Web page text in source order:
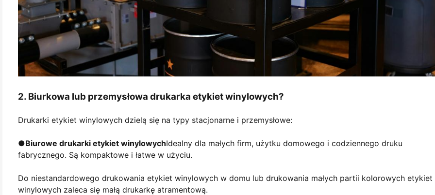
2. Biurkowa lub przemysłowa drukarka etykiet winylowych?
Drukarki etykiet winylowych dzielą się na typy stacjonarne i przemysłowe:
●Biurowe drukarki etykiet winylowychIdealny dla małych firm, użytku domowego i codziennego druku
fabrycznego. Są kompaktowe i łatwe w użyciu.
Do niestandardowego drukowania etykiet winylowych w domu lub drukowania małych partii kolorowych etykiet
winylowych zaleca się małą drukarkę atramentową.